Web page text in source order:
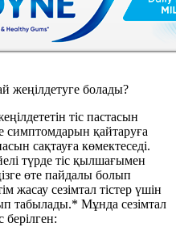
жеңілдетуге болады?
тіc пастасын
симптомдарын қайтаруға
сақтауға көмектеседі.
түрде тіс қылшағымен
өте пайдалы болып
жасау сезімтал тістер үшін
табылады.* Мұнда сезімтал
берілген: